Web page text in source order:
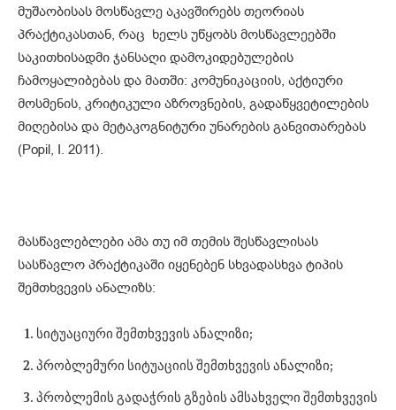
მუშაობისას მოსწავლე აკავშირებს თეორიას
პრაქტიკასთან, რაც ხელს უწყობს მოსწავლეებში
საკითხისადმი ჯანსაღი დამოკიდებულების
ჩამოყალიბებას და მათში: კომუნიკაციის, აქტიური
მოსმენის, კრიტიკული აზროვნების, გადაწყვეტილების
მიღებისა და მეტაკოგნიტური უნარების განვითარებას
(Popil, I. 2011).
მასწავლებლები ამა თუ იმ თემის შესწავლისას
სასწავლო პრაქტიკაში იყენებენ სხვადასხვა ტიპის
შემთხვევის ანალიზს:
სიტუაციური შემთხვევის ანალიზი;
პრობლემური სიტუაციის შემთხვევის ანალიზი;
პრობლემის გადაჭრის გზების ამსახველი შემთხვევის